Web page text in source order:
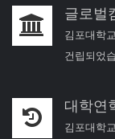
글로벌
김포대학
건립되었
대학연
김포대학